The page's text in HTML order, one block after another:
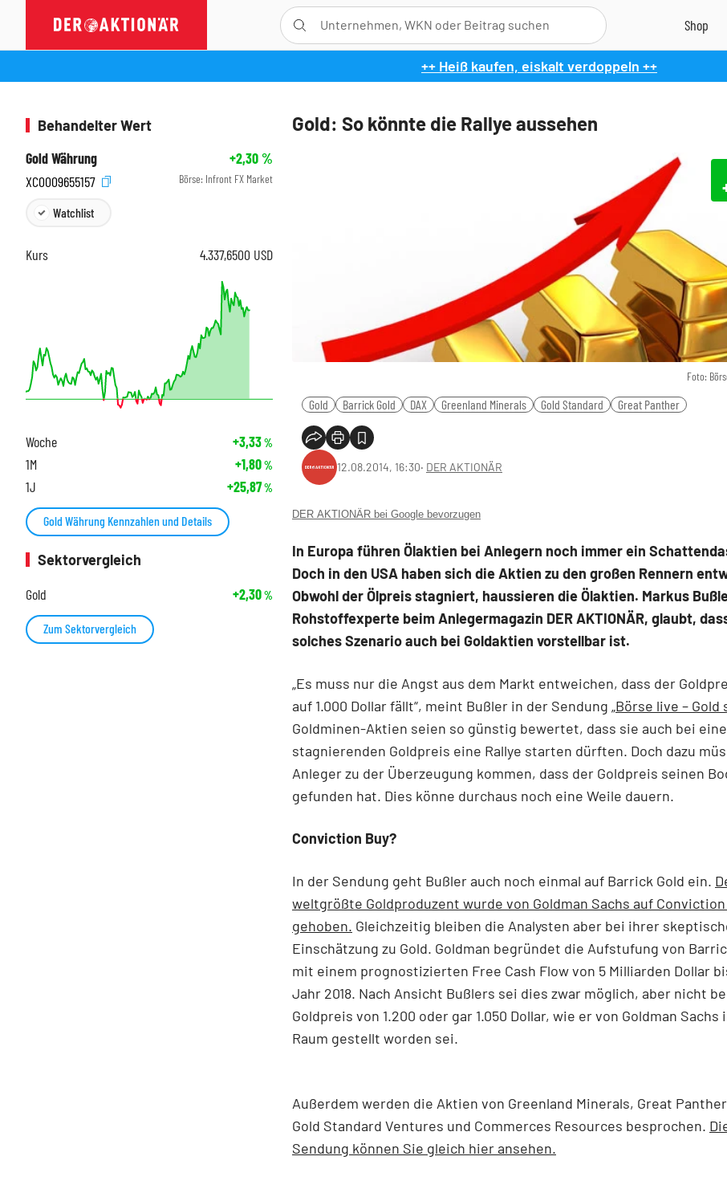
++ Heiß kaufen, eiskalt verdoppeln ++
Gold: So könnte die Rallye aussehen
Foto:
Gold Barrick Gold DAX Greenland Minerals Gold Standard Great Panther
12.08.2014, 16:30‧ DER AKTIONÄR
DER AKTIONÄR bei Google bevorzugen
In Europa führen Ölaktien bei Anlegern noch immer ein
Doch in den USA haben sich die Aktien zu den großen Rennern
Obwohl der Ölpreis stagniert, haussieren die Ölaktien. Markus
Rohstoffexperte beim Anlegermagazin DER AKTIONÄR, glaubt,
solches Szenario auch bei Goldaktien vorstellbar ist.
„Es muss nur die Angst aus dem Markt entweichen, dass der
auf 1.000 Dollar fällt“, meint Bußler in der Sendung „Börse live – Gold
Goldminen-Aktien seien so günstig bewertet, dass sie auch bei
stagnierenden Goldpreis eine Rallye starten dürften. Doch dazu
Anleger zu der Überzeugung kommen, dass der Goldpreis seinen
gefunden hat. Dies könne durchaus noch eine Weile dauern.
Conviction Buy?
In der Sendung geht Bußler auch noch einmal auf Barrick Gold ein.
weltgrößte Goldproduzent wurde von Goldman Sachs auf Conviction
gehoben. Gleichzeitig bleiben die Analysten aber bei ihrer
Einschätzung zu Gold. Goldman begründet die Aufstufung von
mit einem prognostizierten Free Cash Flow von 5 Milliarden Dollar
Jahr 2018. Nach Ansicht Bußlers sei dies zwar möglich, aber nicht
Goldpreis von 1.200 oder gar 1.050 Dollar, wie er von Goldman Sachs
Raum gestellt worden sei.
Außerdem werden die Aktien von Greenland Minerals, Great
Gold Standard Ventures und Commerces Resources besprochen.
Sendung können Sie gleich hier ansehen.
Behandelter Wert
Gold Währung
+2,30%
XC0009655157
Börse: Infront FX Market
Watchlist
Kurs 4.337,6500 USD
Woche +3,33%
1M +1,80%
1J +25,87%
Gold Währung Kennzahlen und Details
Sektorvergleich
Gold
+2,30%
Zum Sektorvergleich